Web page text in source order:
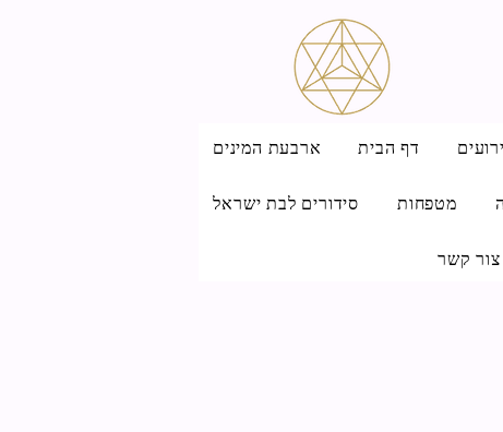
ארבעת המינים דף הבית
סידורים לבת ישראל מטפחות
צור קשר